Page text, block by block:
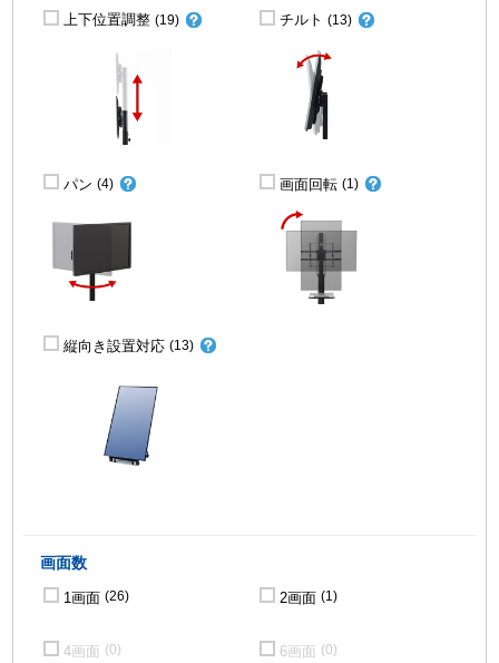
上下位置調整 (19) チルト (13)
パン (4) 画面回転 (1)
縦向き設置対応 (13)
画面数
1画面 (26) 2画面 (1)
4画面 (0) 6画面 (0)